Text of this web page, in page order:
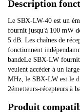
Description
Le SBX-LW-40 est un
fournit jusqu'à 100 mW
5 dB. Les chaînes de
fonctionnent
bandeLe SBX-LW
veulent accéder à un
MHz, le SBX-LW est le
2émetteurs-récepteurs à
Produit